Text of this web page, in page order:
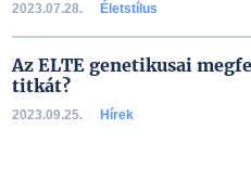
2023.07.28. Életstílus
Az ELTE genetikusai
titkát?
2023.09.25. Hírek